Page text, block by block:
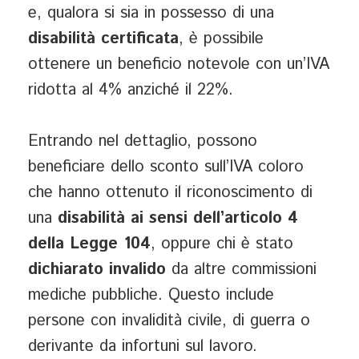
e, qualora si sia in possesso di una
disabilità certificata, è possibile
ottenere un beneficio notevole con un’IVA
ridotta al 4% anziché il 22%.
Entrando nel dettaglio, possono
beneficiare dello sconto sull’IVA coloro
che hanno ottenuto il riconoscimento di
una disabilità ai sensi dell’articolo 4
della Legge 104, oppure chi è stato
dichiarato invalido da altre commissioni
mediche pubbliche. Questo include
persone con invalidità civile, di guerra o
derivante da infortuni sul lavoro.